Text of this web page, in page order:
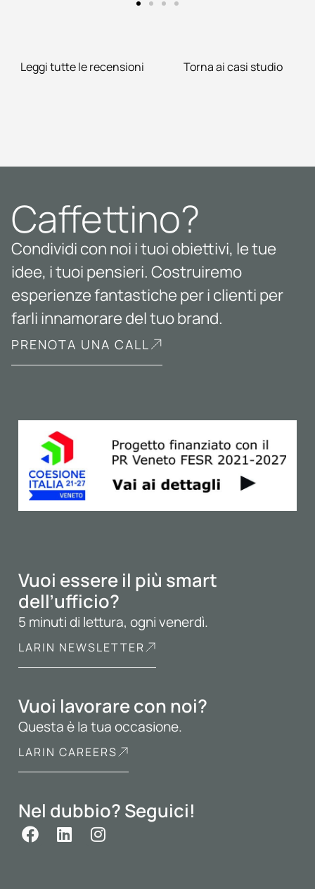
Leggi tutte le recensioni Torna ai casi studio
Caffettino?
Condividi con noi i tuoi obiettivi, le tue
idee, i tuoi pensieri. Costruiremo
esperienze fantastiche per i clienti per
farli innamorare del tuo brand.
PRENOTA UNA CALL
Vuoi essere il più smart
dell’ufficio?
5 minuti di lettura, ogni venerdì.
LARIN NEWSLETTER
Vuoi lavorare con noi?
Questa è la tua occasione.
LARIN CAREERS
Nel dubbio? Seguici!